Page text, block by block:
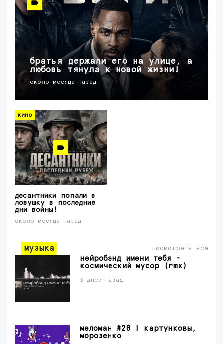
братья держали его на улице, а
любовь тянула к новой жизни!
около месяца назад
кино
десантники попали в
ловушку в последние
дни войны!
около месяца назад
музыка посмотреть все
нейробэнд имени тебя -
космический мусор (rmx)
3 дней назад
меломан #28 | картунковы,
морозенко